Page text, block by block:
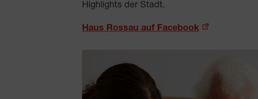
Highlights der Stadt.
Haus Rossau auf Facebook